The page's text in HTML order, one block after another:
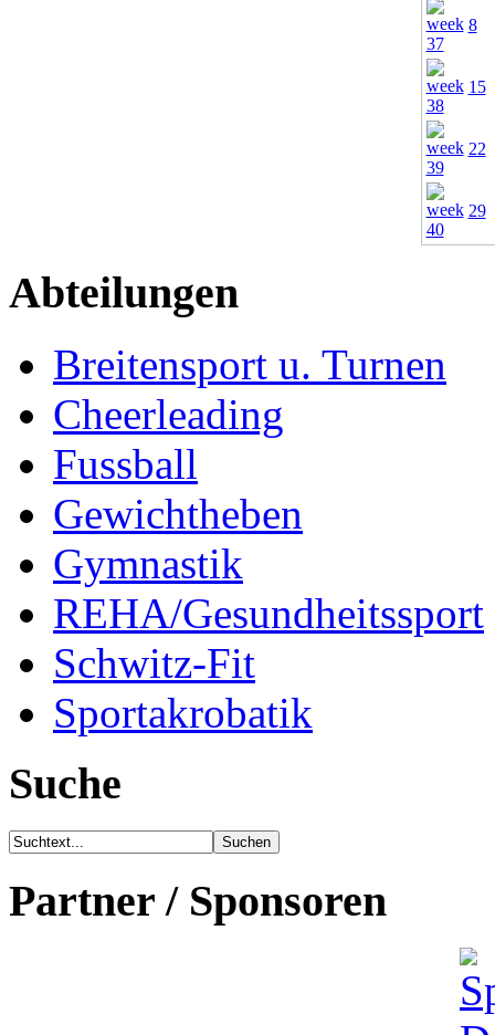
8
15
22
29
Abteilungen
Breitensport u. Turnen
Cheerleading
Fussball
Gewichtheben
Gymnastik
REHA/Gesundheitssport
Schwitz-Fit
Sportakrobatik
Suche
Partner / Sponsoren